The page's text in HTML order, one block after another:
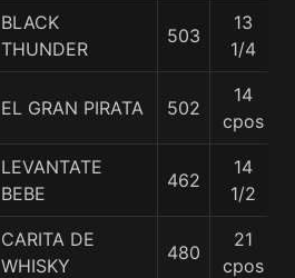
BLACK
THUNDER
503
13
1/4
EL GRAN PIRATA 502
14
cpos
LEVANTATE
BEBE
462
14
1/2
CARITA DE
WHISKY
480
21
cpos